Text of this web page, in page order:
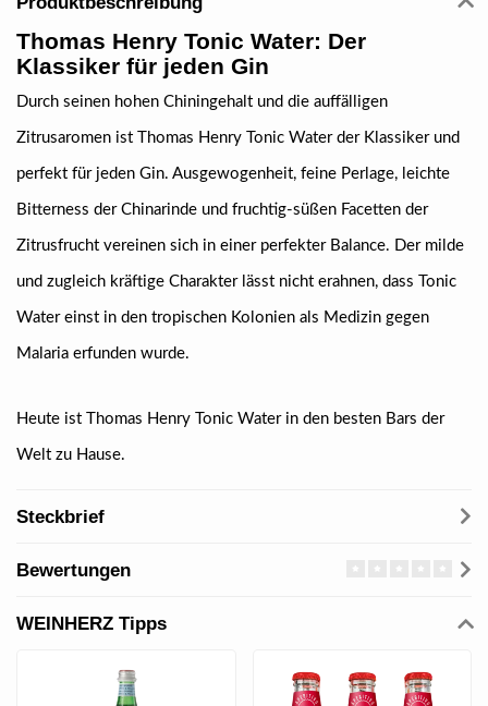
Thomas Henry Tonic Water: Der
Klassiker für jeden Gin
Durch seinen hohen Chiningehalt und die auffälligen
Zitrusaromen ist Thomas Henry Tonic Water der Klassiker und
perfekt für jeden Gin. Ausgewogenheit, feine Perlage, leichte
Bitterness der Chinarinde und fruchtig-süßen Facetten der
Zitrusfrucht vereinen sich in einer perfekter Balance. Der milde
und zugleich kräftige Charakter lässt nicht erahnen, dass Tonic
Water einst in den tropischen Kolonien als Medizin gegen
Malaria erfunden wurde.
Heute ist Thomas Henry Tonic Water in den besten Bars der
Welt zu Hause.
Steckbrief
Bewertungen
WEINHERZ Tipps